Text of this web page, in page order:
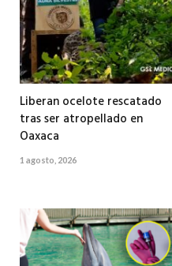
Liberan ocelote rescatado
tras ser atropellado en
Oaxaca
1 agosto, 2026